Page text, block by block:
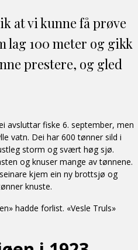
at vi kunne få prøve
lag 100 meter og gikk
prestere, og gled
avsluttar fiske 6. september, men
vatn. Dei har 600 tønner sild i
storm og svært høg sjø.
og knuser mange av tønnene.
kjem ein ny brottsjø og
knuste.
hadde forlist. «Vesle Truls»